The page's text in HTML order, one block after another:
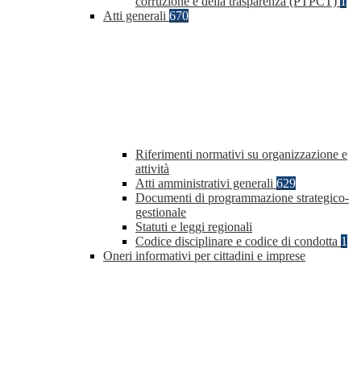
Atti generali 670
Riferimenti normativi su organizzazione e
attività
Atti amministrativi generali 629
Documenti di programmazione strategico-
gestionale
Statuti e leggi regionali
Codice disciplinare e codice di condotta 1
Oneri informativi per cittadini e imprese